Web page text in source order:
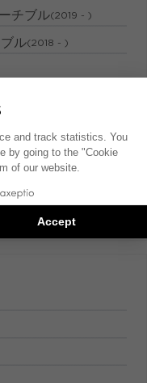
チブル(2019 - )
ル(2018 - )